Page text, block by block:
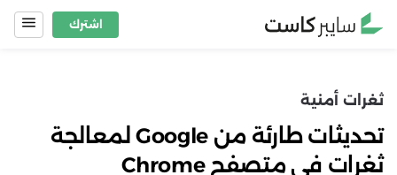
Skip
اشترك
ثغرات أمنية
تحديثات طارئة من Google لمعالجة
ثغرات في متصفح Chrome